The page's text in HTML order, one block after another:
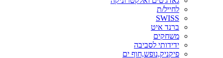
לחייל/ת
SWISS
ברנד איט
משחקים
ידידותי לסביבה
פיקניק,נופש,חוף ים